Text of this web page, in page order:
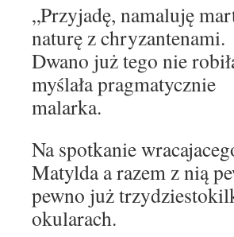
„Przyjadę, namaluję
naturę z chryzantenami.
Dwano już tego nie
myślała pragmatycznie
malarka.
Na spotkanie
Matylda a razem z nią
pewno już
okularach.